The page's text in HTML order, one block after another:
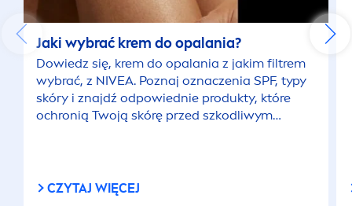
Jaki wybrać krem do opalania?
Dowiedz się, krem do opalania z jakim filtrem
wybrać, z NIVEA. Poznaj oznaczenia SPF, typy
skóry i znajdź odpowiednie produkty, które
ochronią Twoją skórę przed szkodliwym
CZYTAJ WIĘCEJ